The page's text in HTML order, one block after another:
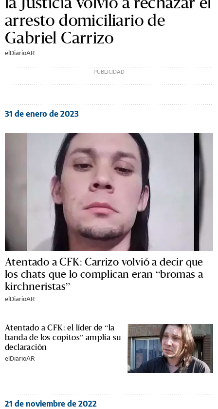
arresto domiciliario de
Gabriel Carrizo
elDiarioAR
31 de enero de 2023
Atentado a CFK: Carrizo volvió a decir que
los chats que lo complican eran “bromas a
kirchneristas”
elDiarioAR
Atentado a CFK: el líder de “la
banda de los copitos” amplía su
declaración
elDiarioAR
21 de noviembre de 2022